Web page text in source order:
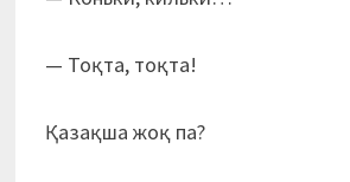
— Тоқта, тоқта!
Қазақша жоқ па?